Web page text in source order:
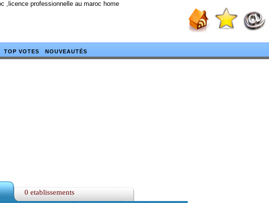
,licence professionnelle au maroc home
TOP VOTES NOUVEAUTÉS
0 etablissements